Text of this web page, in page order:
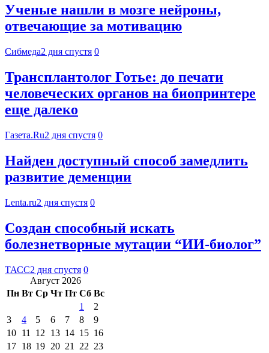
Ученые нашли в мозге нейроны,
отвечающие за мотивацию
Сибмеда2 дня спустя 0
Трансплантолог Готье: до печати
человеческих органов на биопринтере
еще далеко
Газета.Ru2 дня спустя 0
Найден доступный способ замедлить
развитие деменции
Lenta.ru2 дня спустя 0
Создан способный искать
болезнетворные мутации “ИИ-биолог”
ТАСС2 дня спустя 0
Август 2026
Пн Вт Ср Чт Пт Сб Вс
1
2
3
4 5 6 7 8
9
10 11 12 13 14 15 16
17 18 19 20 21 22 23